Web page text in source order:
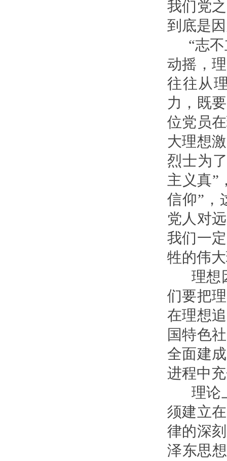
我们党
到底是
“志不
动摇，
往往从
力，既
位党员
大理想
烈士为
主义真”
信仰”，
党人对
我们一
牲的伟
理想因
们要把
在理想
国特色
全面建
进程中
理论上
须建立
律的深
泽东思